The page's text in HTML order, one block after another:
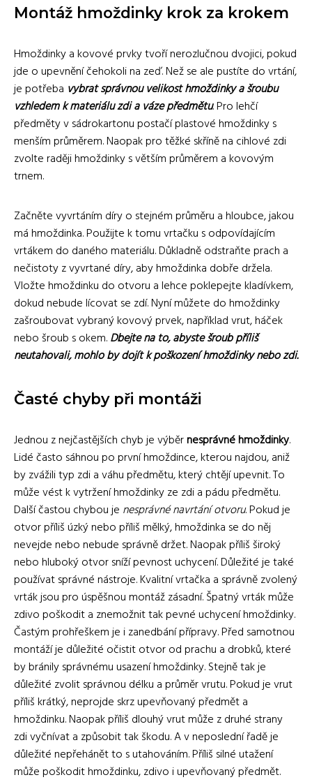
Montáž hmoždinky krok za krokem
Hmoždinky a kovové prvky tvoří nerozlučnou dvojici, pokud
jde o upevnění čehokoli na zeď. Než se ale pustíte do vrtání,
je potřeba vybrat správnou velikost hmoždinky a šroubu
vzhledem k materiálu zdi a váze předmětu. Pro lehčí
předměty v sádrokartonu postačí plastové hmoždinky s
menším průměrem. Naopak pro těžké skříně na cihlové zdi
zvolte raději hmoždinky s větším průměrem a kovovým
trnem.
Začněte vyvrtáním díry o stejném průměru a hloubce, jakou
má hmoždinka. Použijte k tomu vrtačku s odpovídajícím
vrtákem do daného materiálu. Důkladně odstraňte prach a
nečistoty z vyvrtané díry, aby hmoždinka dobře držela.
Vložte hmoždinku do otvoru a lehce poklepejte kladívkem,
dokud nebude lícovat se zdí. Nyní můžete do hmoždinky
zašroubovat vybraný kovový prvek, například vrut, háček
nebo šroub s okem.Dbejte na to, abyste šroub příliš
neutahovali, mohlo by dojít k poškození hmoždinky nebo zdi.
Časté chyby při montáži
Jednou z nejčastějších chyb je výběrnesprávné hmoždinky.
Lidé často sáhnou po první hmoždince, kterou najdou, aniž
by zvážili typ zdi a váhu předmětu, který chtějí upevnit. To
může vést k vytržení hmoždinky ze zdi a pádu předmětu.
Další častou chybou je nesprávné navrtání otvoru. Pokud je
otvor příliš úzký nebo příliš mělký, hmoždinka se do něj
nevejde nebo nebude správně držet. Naopak příliš široký
nebo hluboký otvor sníží pevnost uchycení. Důležité je také
používat správné nástroje. Kvalitní vrtačka a správně zvolený
vrták jsou pro úspěšnou montáž zásadní. Špatný vrták může
zdivo poškodit a znemožnit tak pevné uchycení hmoždinky.
Častým prohřeškem je i zanedbání přípravy. Před samotnou
montáží je důležité očistit otvor od prachu a drobků, které
by bránily správnému usazení hmoždinky. Stejně tak je
důležité zvolit správnou délku a průměr vrutu. Pokud je vrut
příliš krátký, neprojde skrz upevňovaný předmět a
hmoždinku. Naopak příliš dlouhý vrut může z druhé strany
zdi vyčnívat a způsobit tak škodu. A v neposlední řadě je
důležité nepřehánět to s utahováním. Příliš silné utažení
může poškodit hmoždinku, zdivo i upevňovaný předmět.